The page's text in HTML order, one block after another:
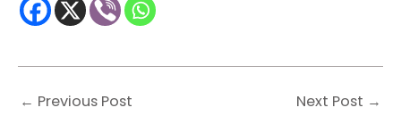
← Previous Post Next Post →